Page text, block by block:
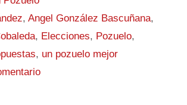
,Angel González Bascuñana,
, Elecciones, Pozuelo,
, un pozuelo mejor